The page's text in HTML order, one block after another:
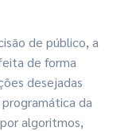
de público, a
de forma
desejadas
da
algoritmos,